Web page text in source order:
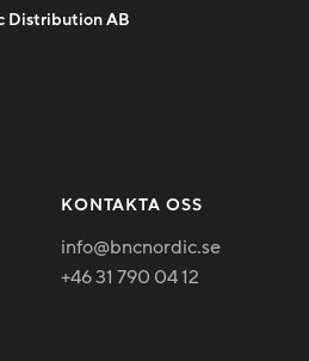
Distribution AB
KONTAKTA OSS
info@bncnordic.se
+46 31 790 04 12